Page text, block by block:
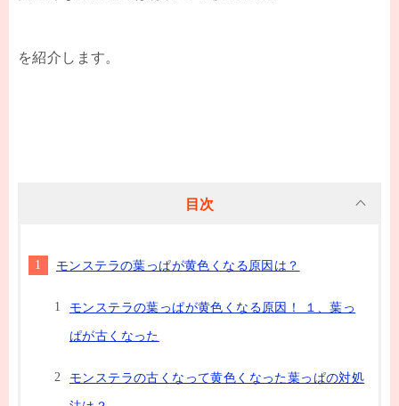
を紹介します。
目次
モンステラの葉っぱが黄色くなる原因は？
モンステラの葉っぱが黄色くなる原因！ １、葉っ
ぱが古くなった
モンステラの古くなって黄色くなった葉っぱの対処